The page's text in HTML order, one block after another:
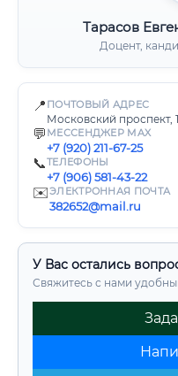
Тарасов
Доцент,
📍 ПОЧТОВЫЙ АДРЕС
Московский проспект,
💬 МЕССЕНДЖЕР MAX
+7 (920) 211-67-25
📞ТЕЛЕФОНЫ
+7 (906) 581-43-22
✉️ЭЛЕКТРОННАЯ ПОЧТА
382652@mail.ru
У Вас остались
Свяжитесь с нами